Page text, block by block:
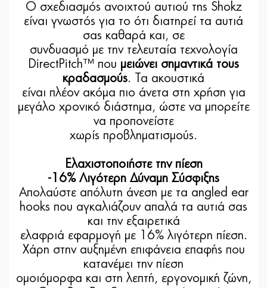
Ο σχεδιασμός ανοιχτού αυτιού της Shokz
είναι γνωστός για το ότι διατηρεί τα αυτιά
σας καθαρά και, σε
συνδυασμό με την τελευταία τεχνολογία
DirectPitch™ που μειώνει σημαντικά τους
κραδασμούς. Τα ακουστικά
είναι πλέον ακόμα πιο άνετα στη χρήση για
μεγάλο χρονικό διάστημα, ώστε να μπορείτε
να προπονείστε
χωρίς προβληματισμούς.
Ελαχιστοποιήστε την πίεση
-16% Λιγότερη Δύναμη Σύσφιξης
Απολαύστε απόλυτη άνεση με τα angled ear
hooks που αγκαλιάζουν απαλά τα αυτιά σας
και την εξαιρετικά
ελαφριά εφαρμογή με 16% λιγότερη πίεση.
Χάρη στην αυξημένη επιφάνεια επαφής που
κατανέμει την πίεση
ομοιόμορφα και στη λεπτή, εργονομική ζώνη,